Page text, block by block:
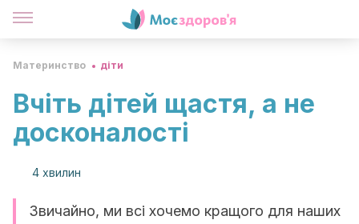
Материнство діти
Вчіть дітей щастя, а не
досконалості
4 хвилин
Звичайно, ми всі хочемо кращого для наших